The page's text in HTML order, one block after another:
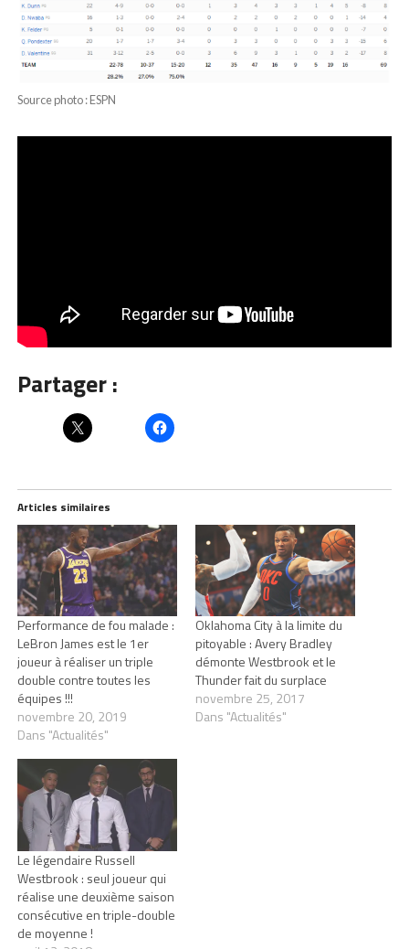
Source photo : ESPN
Partager :
Articles similaires
Performance de fou malade :
LeBron James est le 1er
joueur à réaliser un triple
double contre toutes les
équipes !!!
novembre 20, 2019
Dans "Actualités"
Oklahoma City à la limite du
pitoyable : Avery Bradley
démonte Westbrook et le
Thunder fait du surplace
novembre 25, 2017
Dans "Actualités"
Le légendaire Russell
Westbrook : seul joueur qui
réalise une deuxième saison
consécutive en triple-double
de moyenne !